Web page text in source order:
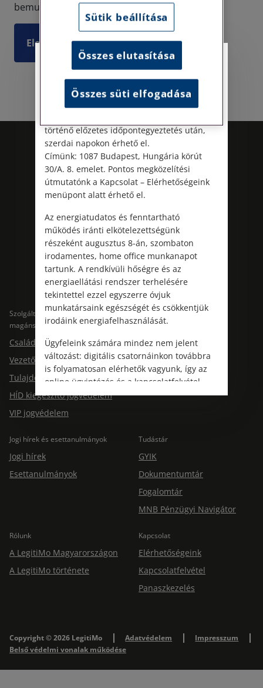
bemutatni.
Elolvasom
Kövess minket!
Szolgáltatások
magánszemélyeknek
Családi jogvédelem
Vezetői jogvédelem
Tulajdonosi jogvédelem
HÍD kiegészítő jogvédelem
VIP jogvédelem
Szolgáltatások cégeknek
Jogi hírek és esettanulmányok
Jogi hírek
Esettanulmányok
Tudástár
GYIK
Dokumentumtár
Fogalomtár
MNB Pénzügyi Navigátor
Rólunk
A LegitiMo Magyarországon
A LegitiMo története
Kapcsolat
Elérhetőségeink
Kapcsolatfelvétel
Panaszkezelés
Copyright © 2026 LegitiMo Adatvédelem
Impresszum
Belső védelmi vonalak működése
Személyes ügyfélfogadás
Tisztelt Ügyfeleink!
történő előzetes időpontegyeztetés után,
szerdai napokon érhető el.
Címünk: 1087 Budapest, Hungária körút
30/A. 8. emelet. Pontos megközelítési
útmutatónk a Kapcsolat – Elérhetőségeink
menüpont alatt érhető el.
Az energiatudatos és fenntartható
működés iránti elkötelezettségünk
részeként augusztus 8-án, szombaton
irodamentes, home office munkanapot
tartunk. A rendkívüli hőségre és az
energiaellátási rendszer terhelésére
tekintettel ezzel egyszerre óvjuk
munkatársaink egészségét és csökkentjük
irodáink energiafelhasználását.
Ügyfeleink számára mindez nem jelent
változást: digitális csatornáinkon továbbra
is folyamatosan elérhetők vagyunk, így az
online ügyintézés és a kapcsolatfelvétel
változatlanul biztosított.
Sütik beállítása
Összes elutasítása
Összes süti elfogadása